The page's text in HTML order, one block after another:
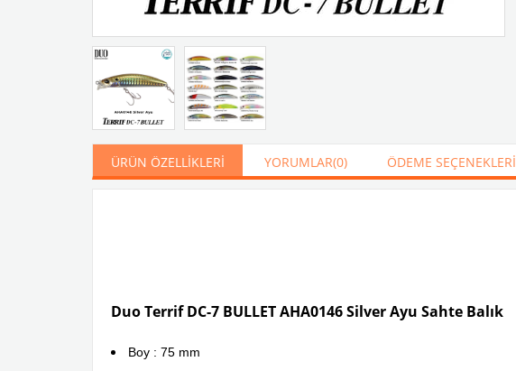
ÜRÜN ÖZELLIKLERI YORUMLAR(0) ÖDEME SEÇENEKLERI
Duo Terrif DC-7 BULLET AHA0146 Silver Ayu Sahte Balık
Boy : 75 mm